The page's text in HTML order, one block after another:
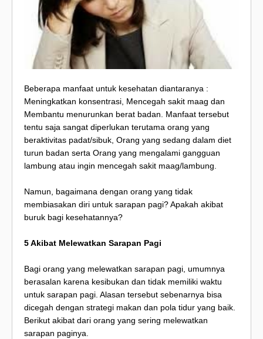
Beberapa manfaat untuk kesehatan diantaranya :
Meningkatkan konsentrasi, Mencegah sakit maag dan
Membantu menurunkan berat badan. Manfaat tersebut
tentu saja sangat diperlukan terutama orang yang
beraktivitas padat/sibuk, Orang yang sedang dalam diet
turun badan serta Orang yang mengalami gangguan
lambung atau ingin mencegah sakit maag/lambung.
Namun, bagaimana dengan orang yang tidak
membiasakan diri untuk sarapan pagi? Apakah akibat
buruk bagi kesehatannya?
5 Akibat Melewatkan Sarapan Pagi
Bagi orang yang melewatkan sarapan pagi, umumnya
berasalan karena kesibukan dan tidak memiliki waktu
untuk sarapan pagi. Alasan tersebut sebenarnya bisa
dicegah dengan strategi makan dan pola tidur yang baik.
Berikut akibat dari orang yang sering melewatkan
sarapan paginya.